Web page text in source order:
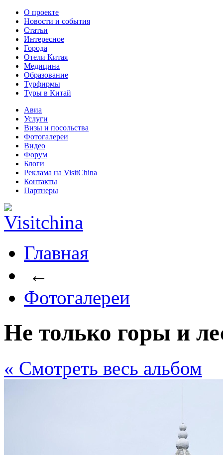
О проекте
Новости и события
Статьи
Интересное
Города
Отели Китая
Медицина
Образование
Турфирмы
Туры в Китай
Авиа
Услуги
Визы и посольства
Фотогалереи
Видео
Форум
Блоги
Реклама на VisitChina
Контакты
Партнеры
Главная
←
Фотогалереи
Не только горы и
« Cмотреть весь альбом